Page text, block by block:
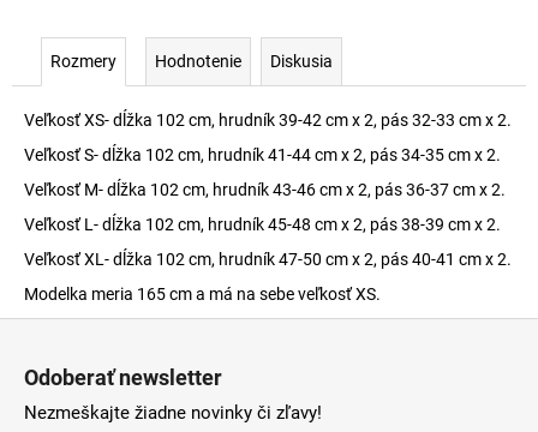
Rozmery Hodnotenie Diskusia
Veľkosť XS- dĺžka 102 cm, hrudník 39-42 cm x 2, pás 32-33 cm x 2.
Veľkosť S- dĺžka 102 cm, hrudník 41-44 cm x 2, pás 34-35 cm x 2.
Veľkosť M- dĺžka 102 cm, hrudník 43-46 cm x 2, pás 36-37 cm x 2.
Veľkosť L- dĺžka 102 cm, hrudník 45-48 cm x 2, pás 38-39 cm x 2.
Veľkosť XL- dĺžka 102 cm, hrudník 47-50 cm x 2, pás 40-41 cm x 2.
Modelka meria 165 cm a má na sebe veľkosť XS.
Odoberať newsletter
Nezmeškajte žiadne novinky či zľavy!